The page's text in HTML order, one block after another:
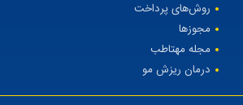
روش‌های پرداخت
مجوزها
مجله مهتاطب
درمان ریزش مو